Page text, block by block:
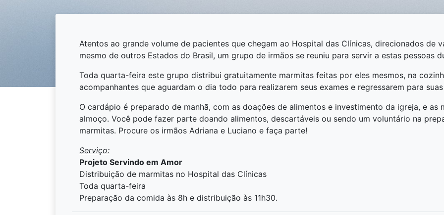
Atentos ao grande volume de pacientes que chegam ao Hospital das Clínicas, direcionados de
mesmo de outros Estados do Brasil, um grupo de irmãos se reuniu para servir a estas pessoas
Toda quarta-feira este grupo distribui gratuitamente marmitas feitas por eles mesmos, na
acompanhantes que aguardam o dia todo para realizarem seus exames e regressarem para suas
O cardápio é preparado de manhã, com as doações de alimentos e investimento da igreja, e as
almoço. Você pode fazer parte doando alimentos, descartáveis ou sendo um voluntário na
marmitas. Procure os irmãos Adriana e Luciano e faça parte!
Serviço:
Projeto Servindo em Amor
Distribuição de marmitas no Hospital das Clínicas
Toda quarta-feira
Preparação da comida às 8h e distribuição às 11h30.